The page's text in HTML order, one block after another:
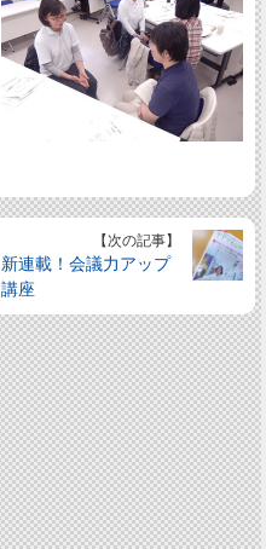
【次の記事】
新連載！会議力アップ
講座